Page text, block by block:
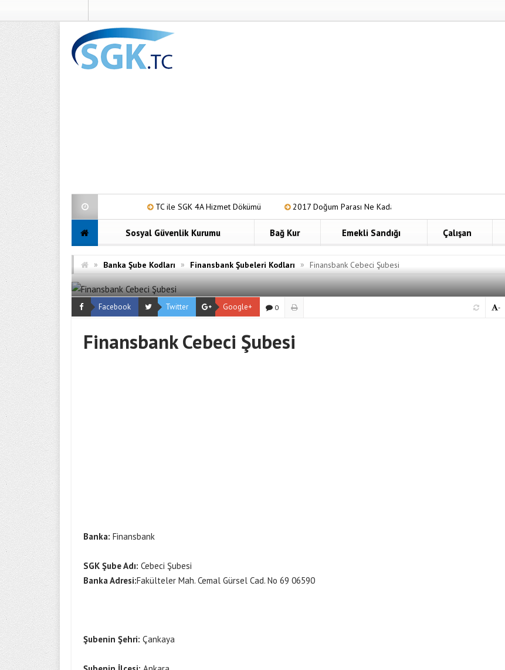
TC ile SGK 4A Hizmet Dökümü 2017 Doğum Parası Ne Kadar? GSS Borç Sorgulama Nasıl Yapılır?
Sosyal Güvenlik Kurumu Bağ Kur Emekli Sandığı Çalışan
» Banka Şube Kodları » Finansbank Şubeleri Kodları » Finansbank Cebeci Şubesi
Facebook Twitter Google+ 0 -
Finansbank Cebeci Şubesi
Banka: Finansbank
SGK Şube Adı: Cebeci Şubesi
Banka Adresi:Fakülteler Mah. Cemal Gürsel Cad. No 69 06590
Şubenin Şehri: Çankaya